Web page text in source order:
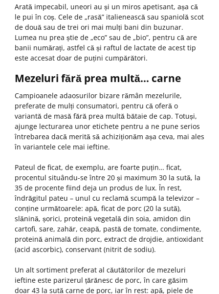
Arată impecabil, uneori au și un miros apetisant, așa că
le pui în coș. Cele de „rasă” italienească sau spaniolă scot
de două sau de trei ori mai mulți bani din buzunar.
Lumea nu prea știe de „eco” sau de „bio”, pentru că are
banii numărați, astfel că și raftul de lactate de acest tip
este accesat doar de puțini cumpărători.
Mezeluri fără prea multă… carne
Campioanele adaosurilor bizare rămân mezelurile,
preferate de mulți consumatori, pentru că oferă o
variantă de masă fără prea multă bătaie de cap. Totuși,
ajunge lecturarea unor etichete pentru a ne pune serios
întrebarea dacă merită să achiziționăm așa ceva, mai ales
în variantele cele mai ieftine.
Pateul de ficat, de exemplu, are foarte puțin… ficat,
procentul situându-se între 20 și maximum 30 la sută, la
35 de procente fiind deja un produs de lux. În rest,
îndrăgitul pateu – unul cu reclamă scumpă la televizor –
conține următoarele: apă, ficat de porc (20 la sută),
slănină, șorici, proteină vegetală din soia, amidon din
cartofi, sare, zahăr, ceapă, pastă de tomate, condimente,
proteină animală din porc, extract de drojdie, antioxidant
(acid ascorbic), conservant (nitrit de sodiu).
Un alt sortiment preferat al căutătorilor de mezeluri
ieftine este parizerul țărănesc de porc, în care găsim
doar 43 la sută carne de porc, iar în rest: apă, piele de